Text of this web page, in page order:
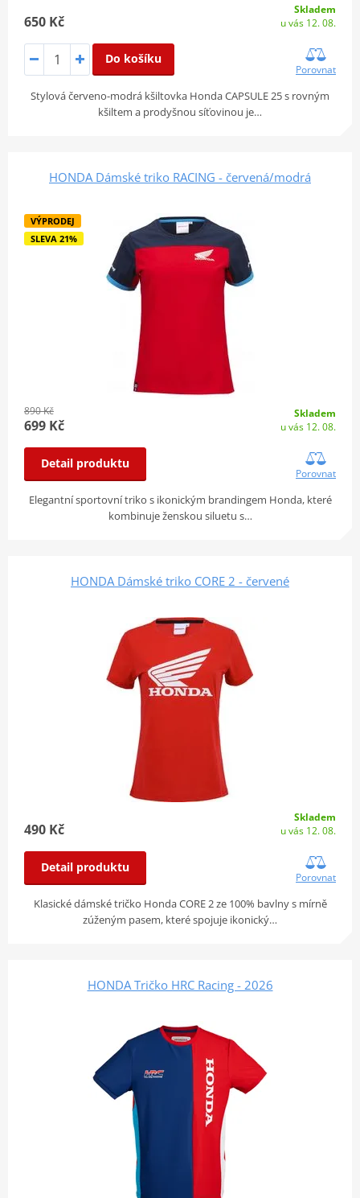
650 Kč
Skladem
u vás 12. 08.
Do košíku
Porovnat
Stylová červeno-modrá kšiltovka Honda CAPSULE 25 s rovným
kšiltem a prodyšnou síťovinou je…
HONDA Dámské triko RACING - červená/modrá
VÝPRODEJ
SLEVA 21%
890 Kč
699 Kč
Skladem
u vás 12. 08.
Detail produktu
Porovnat
Elegantní sportovní triko s ikonickým brandingem Honda, které
kombinuje ženskou siluetu s…
HONDA Dámské triko CORE 2 - červené
490 Kč
Skladem
u vás 12. 08.
Detail produktu
Porovnat
Klasické dámské tričko Honda CORE 2 ze 100% bavlny s mírně
zúženým pasem, které spojuje ikonický…
HONDA Tričko HRC Racing - 2026